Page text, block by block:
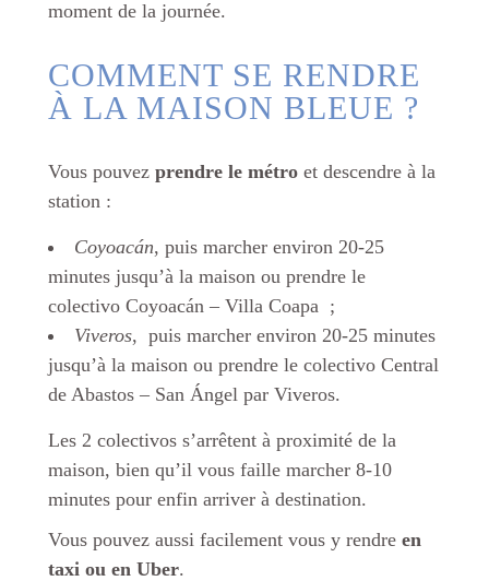
moment de la journée.
COMMENT SE RENDRE
À LA MAISON BLEUE ?
Vous pouvez prendre le métro et descendre à la
station :
Coyoacán, puis marcher environ 20-25
minutes jusqu’à la maison ou prendre le
colectivo Coyoacán – Villa Coapa ;
Viveros, puis marcher environ 20-25 minutes
jusqu’à la maison ou prendre le colectivo Central
de Abastos – San Ángel par Viveros.
Les 2 colectivos s’arrêtent à proximité de la
maison, bien qu’il vous faille marcher 8-10
minutes pour enfin arriver à destination.
Vous pouvez aussi facilement vous y rendre en
taxi ou en Uber.